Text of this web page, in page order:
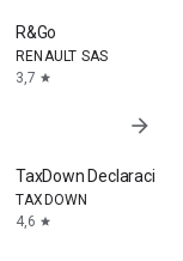
R&Go
RENAULT SAS
3,7 star
arrow_forward
TaxDown Declaración
TAXDOWN
4,6 star